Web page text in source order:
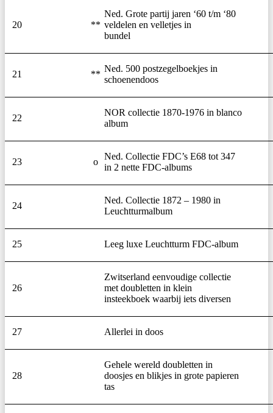
20 **
Ned. Grote partij jaren ‘60 t/m ‘80
veldelen en velletjes in
bundel
21 **
Ned. 500 postzegelboekjes in
schoenendoos
22
NOR collectie 1870-1976 in blanco
album
23 o
Ned. Collectie FDC’s E68 tot 347
in 2 nette FDC-albums
24
Ned. Collectie 1872 – 1980 in
Leuchtturmalbum
25 Leeg luxe Leuchtturm FDC-album
26
Zwitserland eenvoudige collectie
met doubletten in klein
insteekboek waarbij iets diversen
27 Allerlei in doos
28
Gehele wereld doubletten in
doosjes en blikjes in grote papieren
tas